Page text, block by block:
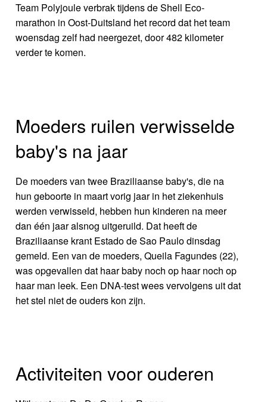
Team Polyjoule verbrak tijdens de Shell Eco-
marathon in Oost-Duitsland het record dat het team
woensdag zelf had neergezet, door 482 kilometer
verder te komen.
Moeders ruilen verwisselde
baby's na jaar
De moeders van twee Braziliaanse baby's, die na
hun geboorte in maart vorig jaar in het ziekenhuis
werden verwisseld, hebben hun kinderen na meer
dan één jaar alsnog uitgeruild. Dat heeft de
Braziliaanse krant Estado de Sao Paulo dinsdag
gemeld. Een van de moeders, Queila Fagundes (22),
was opgevallen dat haar baby noch op haar noch op
haar man leek. Een DNA-test wees vervolgens uit dat
het stel niet de ouders kon zijn.
Activiteiten voor ouderen